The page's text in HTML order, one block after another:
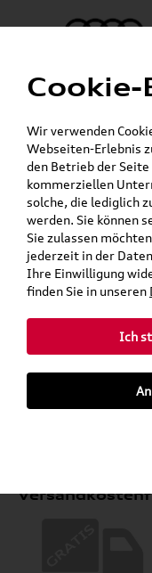
Menü
24h-Pannenhilfe:+49
Gerade geöffnet
Verkauf:
Mo. - Fr. 08:00
Service:Mo. - Fr. 06:00 -
teilen Twitter
Zurück
Wir verwenden
Webseiten-Erlebnis
den Betrieb der
kommerziellen
solche, die lediglich
werden. Sie können
Sie zulassen
jederzeit in der
Ihre Einwilligung
finden Sie in unseren
Ich